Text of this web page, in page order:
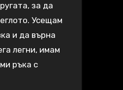
за да
Усещам
и да върна
легни, имам
ръка с